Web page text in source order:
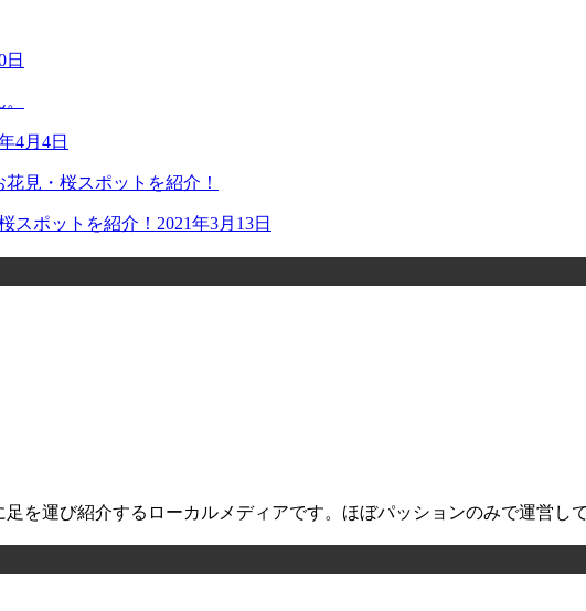
日
4月4日
スポットを紹介！ 2021年3月13日
を運び紹介するローカルメディアです。ほぼパッションのみで運営して